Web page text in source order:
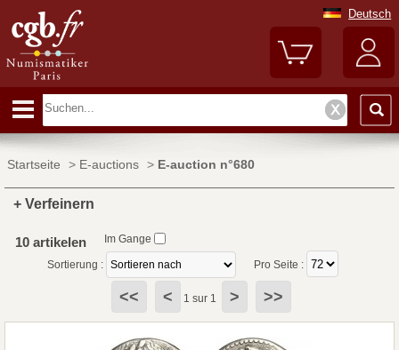
Deutsch
Startseite > E-auctions > E-auction n°680
+ Verfeinern
10 artikelen Im Gange
Sortierung : Pro Seite :
<< < 1 sur 1 > >>